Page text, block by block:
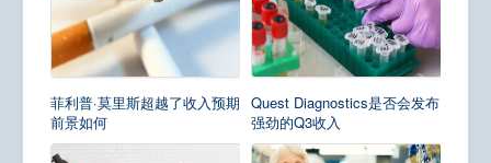
菲利普·莫里斯超越了收入预期
前景如何
Quest Diagnostics是否会发布
强劲的Q3收入